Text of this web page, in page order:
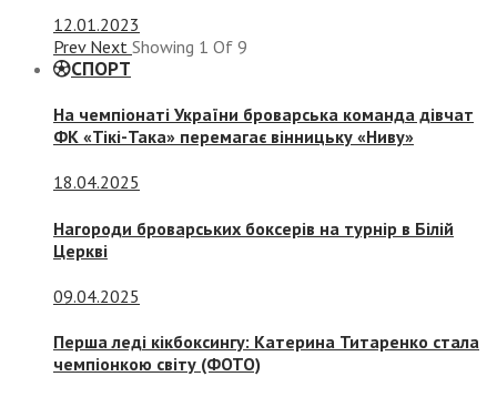
12.01.2023
Prev Next Showing 1 Of 9
СПОРТ
На чемпіонаті України броварська команда дівчат
ФК «Тікі-Така» перемагає вінницьку «Ниву»
18.04.2025
Нагороди броварських боксерів на турнір в Білій
Церкві
09.04.2025
Перша леді кікбоксингу: Катерина Титаренко стала
чемпіонкою світу (ФОТО)